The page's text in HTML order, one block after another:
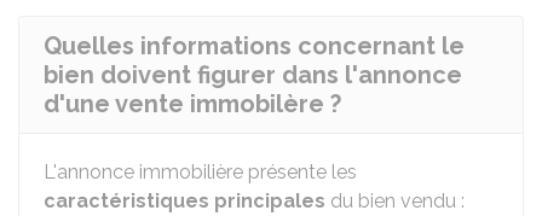
Quelles informations concernant le
bien doivent figurer dans l'annonce
d'une vente immobilère ?
L'annonce immobilière présente les
caractéristiques principales du bien vendu :